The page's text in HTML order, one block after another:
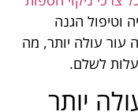
וטיפול הגנה
עור עולה יותר, מה
לשלם.
יותר